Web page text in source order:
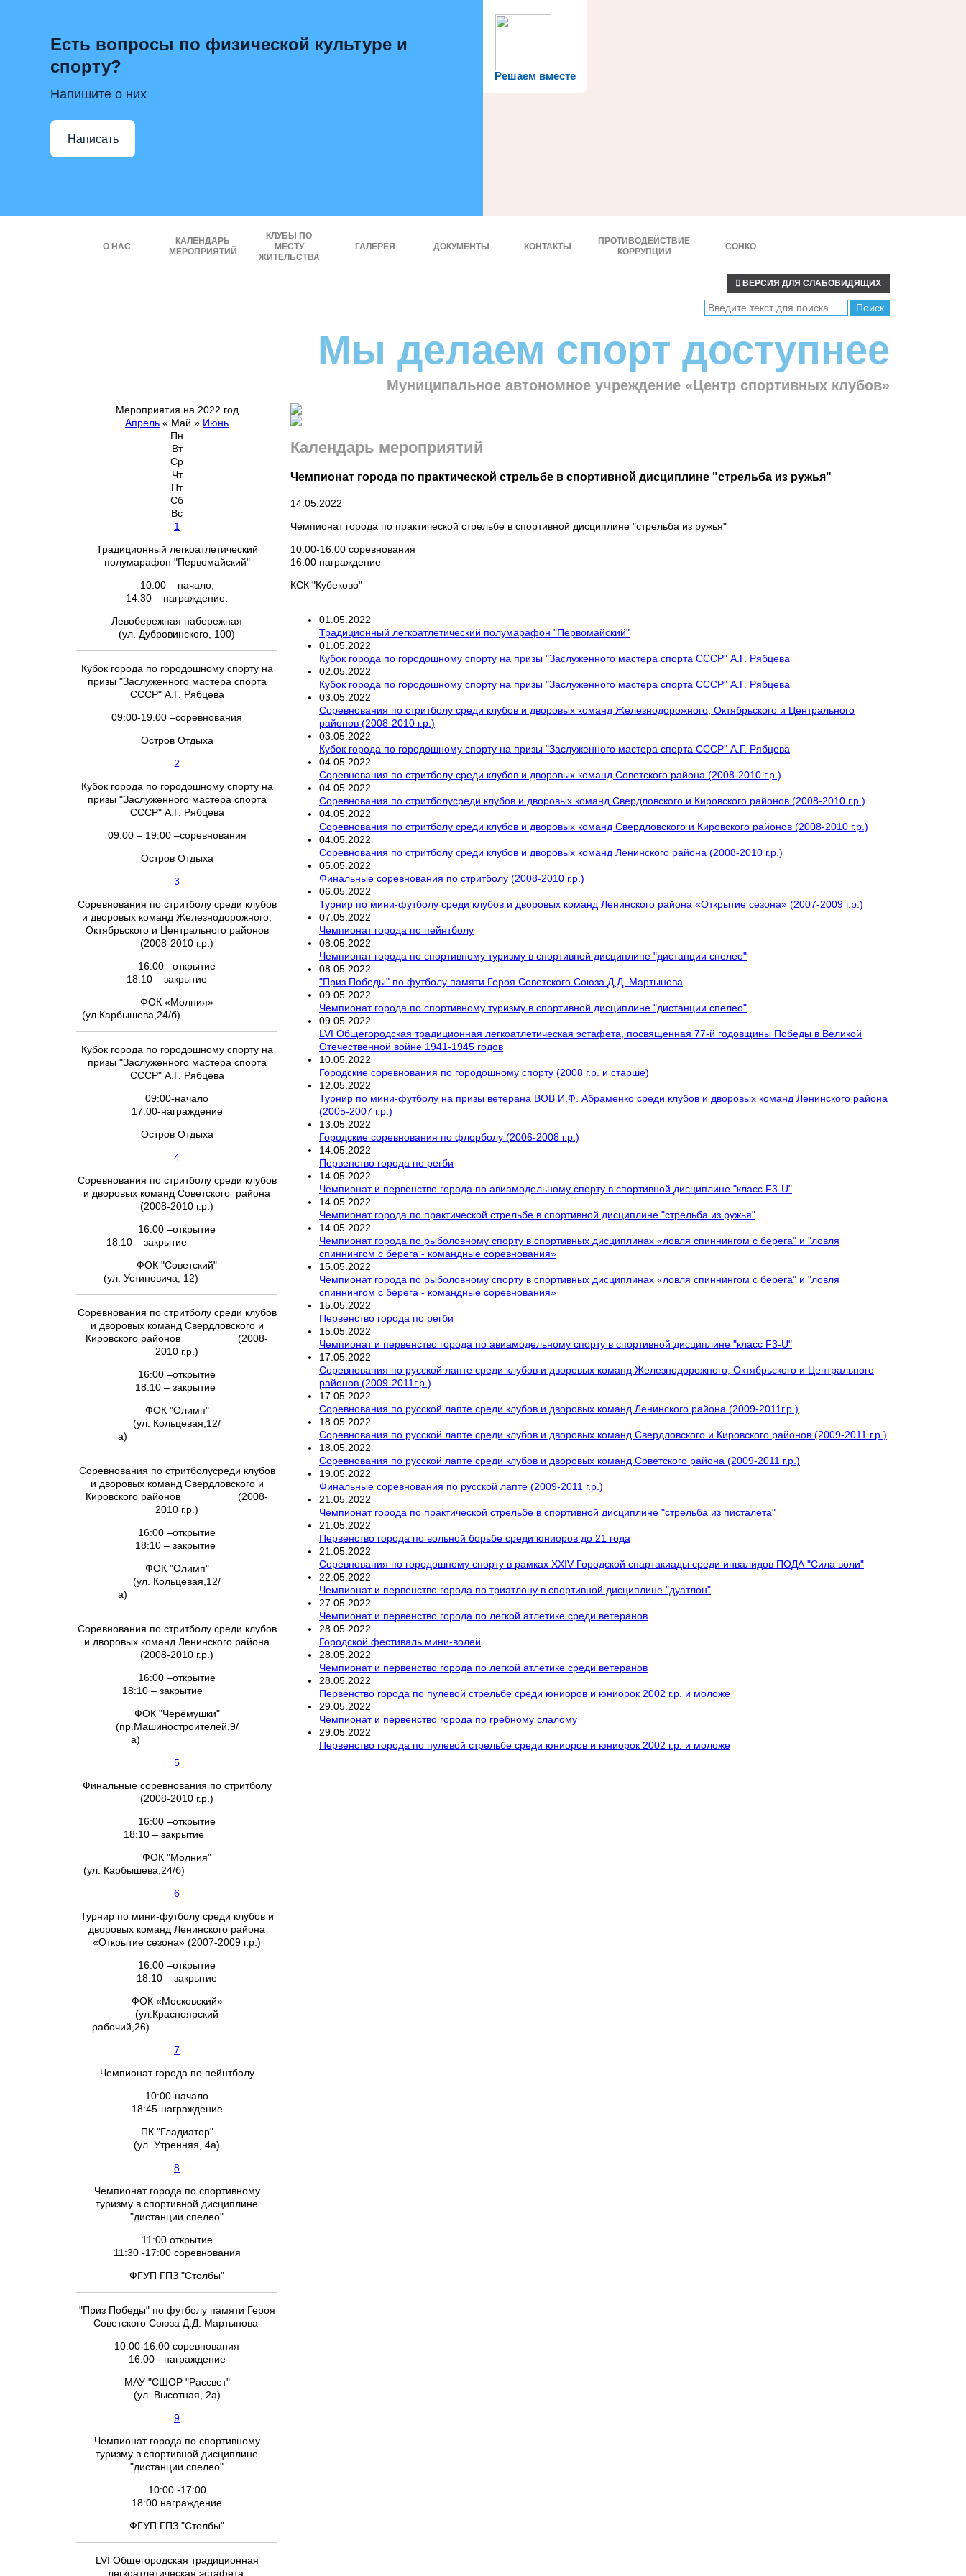
Решаем вместе
Есть вопросы по физической культуре и
спорту?
Напишите о них
Написать
О НАС
КАЛЕНДАРЬ
МЕРОПРИЯТИЙ
КЛУБЫ ПО
МЕСТУ
ЖИТЕЛЬСТВА
ГАЛЕРЕЯ ДОКУМЕНТЫ КОНТАКТЫ
ПРОТИВОДЕЙСТВИЕ
КОРРУПЦИИ
СОНКО
ВЕРСИЯ ДЛЯ СЛАБОВИДЯЩИХ
Мы делаем спорт доступнее
Муниципальное автономное учреждение «Центр спортивных клубов»
Мероприятия на 2022 год
Апрель « Май » Июнь
Пн
Вт
Ср
Чт
Пт
Сб
Вс
1
Традиционный легкоатлетический
полумарафон "Первомайский"
10:00 – начало;
14:30 – награждение.
Левобережная набережная
(ул. Дубровинского, 100)
Кубок города по городошному спорту на
призы "Заслуженного мастера спорта
СССР" А.Г. Рябцева
09:00-19.00 –соревнования
Остров Отдыха
2
Кубок города по городошному спорту на
призы "Заслуженного мастера спорта
СССР" А.Г. Рябцева
09.00 – 19.00 –соревнования
Остров Отдыха
3
Соревнования по стритболу среди клубов
и дворовых команд Железнодорожного,
Октябрьского и Центрального районов
(2008-2010 г.р.)
16:00 –открытие
18:10 – закрытие
ФОК «Молния»
(ул.Карбышева,24/б)
Кубок города по городошному спорту на
призы "Заслуженного мастера спорта
СССР" А.Г. Рябцева
09:00-начало
17:00-награждение
Остров Отдыха
4
Соревнования по стритболу среди клубов
и дворовых команд Советского района
(2008-2010 г.р.)
16:00 –открытие
18:10 – закрытие
ФОК "Советский"
(ул. Устиновича, 12)
Соревнования по стритболу среди клубов
и дворовых команд Свердловского и
Кировского районов (2008-
2010 г.р.)
16:00 –открытие
18:10 – закрытие
ФОК "Олимп"
(ул. Кольцевая,12/
а)
Соревнования по стритболусреди клубов
и дворовых команд Свердловского и
Кировского районов (2008-
2010 г.р.)
16:00 –открытие
18:10 – закрытие
ФОК "Олимп"
(ул. Кольцевая,12/
а)
Соревнования по стритболу среди клубов
и дворовых команд Ленинского района
(2008-2010 г.р.)
16:00 –открытие
18:10 – закрытие
ФОК "Черёмушки"
(пр.Машиностроителей,9/
а)
5
Финальные соревнования по стритболу
(2008-2010 г.р.)
16:00 –открытие
18:10 – закрытие
ФОК "Молния"
(ул. Карбышева,24/б)
6
Турнир по мини-футболу среди клубов и
дворовых команд Ленинского района
«Открытие сезона» (2007-2009 г.р.)
16:00 –открытие
18:10 – закрытие
ФОК «Московский»
(ул.Красноярский
рабочий,26)
7
Чемпионат города по пейнтболу
10:00-начало
18:45-награждение
ПК "Гладиатор"
(ул. Утренняя, 4а)
8
Чемпионат города по спортивному
туризму в спортивной дисциплине
"дистанции спелео"
11:00 открытие
11:30 -17:00 соревнования
ФГУП ГПЗ "Столбы"
"Приз Победы" по футболу памяти Героя
Советского Союза Д.Д. Мартынова
10:00-16:00 соревнования
16:00 - награждение
МАУ "СШОР "Рассвет"
(ул. Высотная, 2а)
9
Чемпионат города по спортивному
туризму в спортивной дисциплине
"дистанции спелео"
10:00 -17:00
18:00 награждение
ФГУП ГПЗ "Столбы"
LVI Общегородская традиционная
легкоатлетическая эстафета,
Календарь мероприятий
Чемпионат города по практической стрельбе в спортивной дисциплине "стрельба из ружья"
14.05.2022
Чемпионат города по практической стрельбе в спортивной дисциплине "стрельба из ружья"
10:00-16:00 соревнования
16:00 награждение
КСК "Кубеково"
01 05 2022
Традиционный легкоатлетический полумарафон "Первомайский"
01 05 2022
Кубок города по городошному спорту на призы "Заслуженного мастера спорта СССР" А.Г. Рябцева
02 05 2022
Кубок города по городошному спорту на призы "Заслуженного мастера спорта СССР" А.Г. Рябцева
03 05 2022
Соревнования по стритболу среди клубов и дворовых команд Железнодорожного, Октябрьского и Центрального
районов (2008-2010 г.р.)
03 05 2022
Кубок города по городошному спорту на призы "Заслуженного мастера спорта СССР" А.Г. Рябцева
04 05 2022
Соревнования по стритболу среди клубов и дворовых команд Советского района (2008-2010 г.р.)
04 05 2022
Соревнования по стритболусреди клубов и дворовых команд Свердловского и Кировского районов (2008-2010 г.р.)
04 05 2022
Соревнования по стритболу среди клубов и дворовых команд Свердловского и Кировского районов (2008-2010 г.р.)
04 05 2022
Соревнования по стритболу среди клубов и дворовых команд Ленинского района (2008-2010 г.р.)
05 05 2022
Финальные соревнования по стритболу (2008-2010 г.р.)
06 05 2022
Турнир по мини-футболу среди клубов и дворовых команд Ленинского района «Открытие сезона» (2007-2009 г.р.)
07 05 2022
Чемпионат города по пейнтболу
08 05 2022
Чемпионат города по спортивному туризму в спортивной дисциплине "дистанции спелео"
08 05 2022
"Приз Победы" по футболу памяти Героя Советского Союза Д.Д. Мартынова
09 05 2022
Чемпионат города по спортивному туризму в спортивной дисциплине "дистанции спелео"
09 05 2022
LVI Общегородская традиционная легкоатлетическая эстафета, посвященная 77-й годовщины Победы в Великой
Отечественной войне 1941-1945 годов
10 05 2022
Городские соревнования по городошному спорту (2008 г.р. и старше)
12 05 2022
Турнир по мини-футболу на призы ветерана ВОВ И.Ф. Абраменко среди клубов и дворовых команд Ленинского района
(2005-2007 г.р.)
13 05 2022
Городские соревнования по флорболу (2006-2008 г.р.)
14 05 2022
Первенство города по регби
14 05 2022
Чемпионат и первенство города по авиамодельному спорту в спортивной дисциплине "класс F3-U"
14 05 2022
Чемпионат города по практической стрельбе в спортивной дисциплине "стрельба из ружья"
14 05 2022
Чемпионат города по рыболовному спорту в спортивных дисциплинах «ловля спиннингом с берега" и "ловля
спиннингом с берега - командные соревнования»
15 05 2022
Чемпионат города по рыболовному спорту в спортивных дисциплинах «ловля спиннингом с берега" и "ловля
спиннингом с берега - командные соревнования»
15 05 2022
Первенство города по регби
15 05 2022
Чемпионат и первенство города по авиамодельному спорту в спортивной дисциплине "класс F3-U"
17 05 2022
Соревнования по русской лапте среди клубов и дворовых команд Железнодорожного, Октябрьского и Центрального
районов (2009-2011г.р.)
17 05 2022
Соревнования по русской лапте среди клубов и дворовых команд Ленинского района (2009-2011г.р.)
18 05 2022
Соревнования по русской лапте среди клубов и дворовых команд Свердловского и Кировского районов (2009-2011 г.р.)
18 05 2022
Соревнования по русской лапте среди клубов и дворовых команд Советского района (2009-2011 г.р.)
19 05 2022
Финальные соревнования по русской лапте (2009-2011 г.р.)
21 05 2022
Чемпионат города по практической стрельбе в спортивной дисциплине "стрельба из писталета"
21 05 2022
Первенство города по вольной борьбе среди юниоров до 21 года
21 05 2022
Соревнования по городошному спорту в рамках XXIV Городской спартакиады среди инвалидов ПОДА "Сила воли"
22 05 2022
Чемпионат и первенство города по триатлону в спортивной дисциплине "дуатлон"
27 05 2022
Чемпионат и первенство города по легкой атлетике среди ветеранов
28 05 2022
Городской фестиваль мини-волей
28 05 2022
Чемпионат и первенство города по легкой атлетике среди ветеранов
28 05 2022
Первенство города по пулевой стрельбе среди юниоров и юниорок 2002 г.р. и моложе
29 05 2022
Чемпионат и первенство города по гребному слалому
29 05 2022
Первенство города по пулевой стрельбе среди юниоров и юниорок 2002 г.р. и моложе